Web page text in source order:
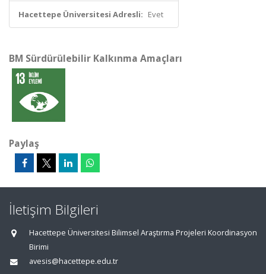
Hacettepe Üniversitesi Adresli: Evet
BM Sürdürülebilir Kalkınma Amaçları
Paylaş
İletişim Bilgileri
Hacettepe Üniversitesi Bilimsel Araştırma Projeleri Koordinasyon
Birimi
avesis@hacettepe.edu.tr